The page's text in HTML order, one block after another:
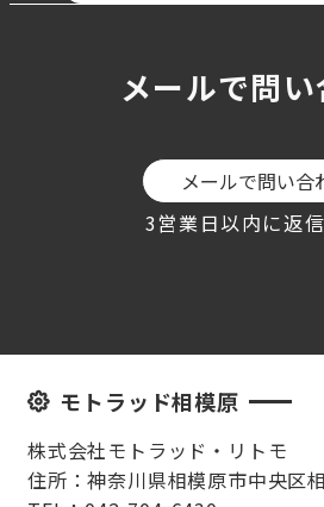
メールで問
メールで問い合
3営業日以内に返
モトラッド相模原
株式会社モトラッド・リトモ
住所：神奈川県相模原市中央区